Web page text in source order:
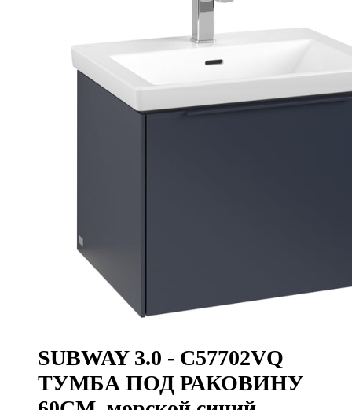
SUBWAY 3.0 - C57702VQ
ТУМБА ПОД РАКОВИНУ